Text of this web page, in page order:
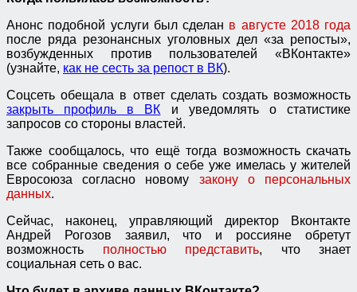
Анонс подобной услуги был сделан в августе 2018 года
после ряда резонансных уголовных дел «за репосты»,
возбужденных против пользователей «ВКонтакте»
(узнайте, как не сесть за репост в ВК).
Соцсеть обещала в ответ сделать создать возможность
закрыть профиль в ВК и уведомлять о статистике
запросов со стороны властей.
Также сообщалось, что ещё тогда возможность скачать
все собранные сведения о себе уже имелась у жителей
Евросоюза согласно новому закону о персональных
данных.
Сейчас, наконец, управляющий директор Вконтакте
Андрей Рогозов заявил, что и россияне обретут
возможность полностью представить, что знает
социальная сеть о вас.